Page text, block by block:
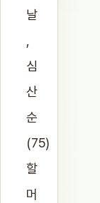
날
심
산
순
(75)
할
머